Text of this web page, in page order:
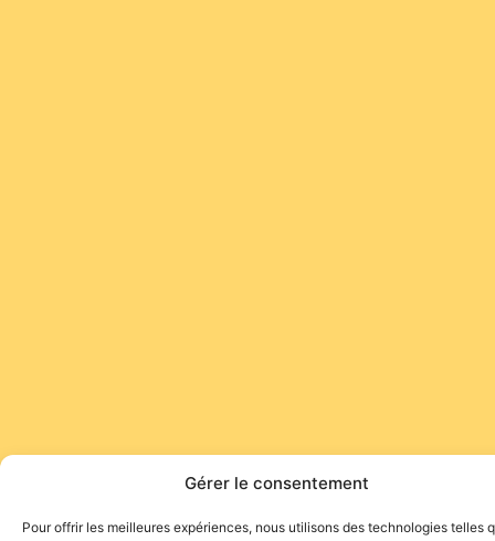
Gérer le consentement
Pour offrir les meilleures expériences, nous utilisons des technologies telles